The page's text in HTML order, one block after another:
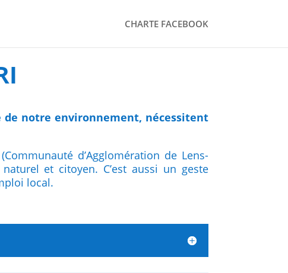
CHARTE FACEBOOK
notre environnement, nécessitent
d’Agglomération de Lens-
et citoyen. C’est aussi un geste
local.